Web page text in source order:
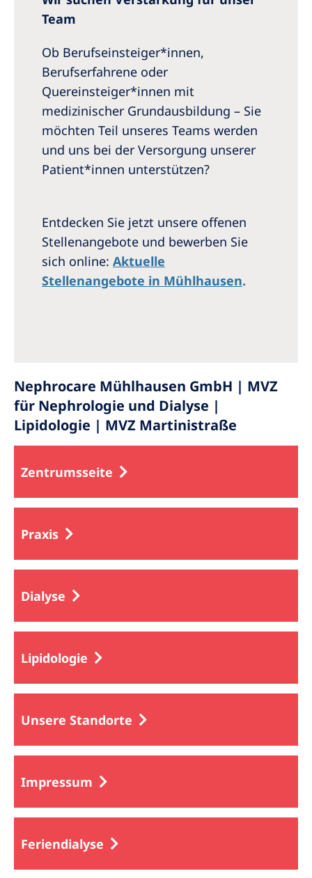
Team
Ob Berufseinsteiger*innen,
Berufserfahrene oder
Quereinsteiger*innen mit
medizinischer Grundausbildung – Sie
möchten Teil unseres Teams werden
und uns bei der Versorgung unserer
Patient*innen unterstützen?
Entdecken Sie jetzt unsere offenen
Stellenangebote und bewerben Sie
sich online: Aktuelle
Stellenangebote in Mühlhausen.
Nephrocare Mühlhausen GmbH | MVZ
für Nephrologie und Dialyse |
Lipidologie | MVZ Martinistraße
Zentrumsseite
Praxis
Dialyse
Lipidologie
Unsere Standorte
Impressum
Feriendialyse